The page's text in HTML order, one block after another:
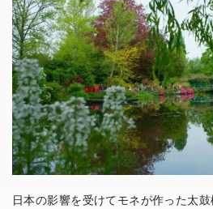
日本の影響を受けてモネが作った太